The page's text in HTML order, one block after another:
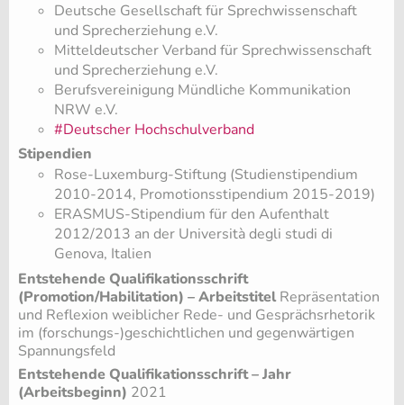
Deutsche Gesellschaft für Sprechwissenschaft
und Sprecherziehung e.V.
Mitteldeutscher Verband für Sprechwissenschaft
und Sprecherziehung e.V.
Berufsvereinigung Mündliche Kommunikation
NRW e.V.
#Deutscher Hochschulverband
Stipendien
Rose-Luxemburg-Stiftung (Studienstipendium
2010-2014, Promotionsstipendium 2015-2019)
ERASMUS-Stipendium für den Aufenthalt
2012/2013 an der Università degli studi di
Genova, Italien
Entstehende Qualifikationsschrift
(Promotion/Habilitation) – Arbeitstitel Repräsentation
und Reflexion weiblicher Rede- und Gesprächsrhetorik
im (forschungs-)geschichtlichen und gegenwärtigen
Spannungsfeld
Entstehende Qualifikationsschrift – Jahr
(Arbeitsbeginn) 2021